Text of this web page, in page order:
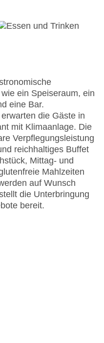
Pool, Sonnenschirme
ein Speiseraum, ein
eine Bar.
die Gäste in
mit Klimaanlage. Die
Verpflegungsleistung
reichhaltiges Buffet
Mittag- und
Mahlzeiten
auf Wunsch
die Unterbringung
bereit.